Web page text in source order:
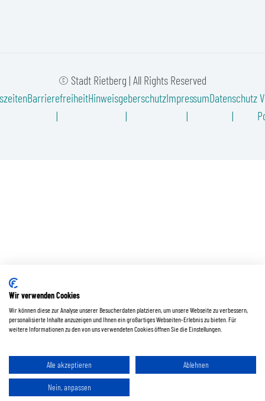
© Stadt Rietberg | All Rights Reserved
BarrierefreiheitHinweisgeberschutzImpressumDatenschutz
Wir verwenden Cookies
Wir können diese zur Analyse unserer Besucherdaten platzieren, um unsere Webseite zu verbessern,
personalisierte Inhalte anzuzeigen und Ihnen ein großartiges Webseiten-Erlebnis zu bieten. Für
weitere Informationen zu den von uns verwendeten Cookies öffnen Sie die Einstellungen.
Alle akzeptieren Ablehnen
Nein, anpassen